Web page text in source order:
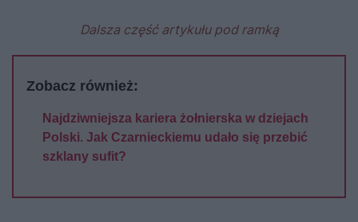
Dalsza część artykułu pod ramką
Zobacz również:
Najdziwniejsza kariera żołnierska w dziejach
Polski. Jak Czarnieckiemu udało się przebić
szklany sufit?